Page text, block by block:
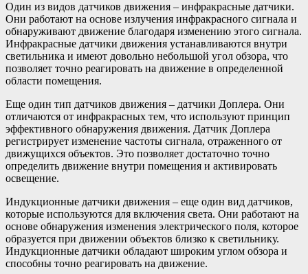
Один из видов датчиков движения – инфракрасные датчики.
Они работают на основе излучения инфракрасного сигнала и
обнаруживают движение благодаря изменению этого сигнала.
Инфракрасные датчики движения устанавливаются внутри
светильника и имеют довольно небольшой угол обзора, что
позволяет точно реагировать на движение в определенной
области помещения.
Еще один тип датчиков движения – датчики Доплера. Они
отличаются от инфракрасных тем, что используют принцип
эффективного обнаружения движения. Датчик Доплера
регистрирует изменение частоты сигнала, отраженного от
движущихся объектов. Это позволяет достаточно точно
определить движение внутри помещения и активировать
освещение.
Индукционные датчики движения – еще один вид датчиков,
которые используются для включения света. Они работают на
основе обнаружения изменения электрического поля, которое
образуется при движении объектов близко к светильнику.
Индукционные датчики обладают широким углом обзора и
способны точно реагировать на движение.